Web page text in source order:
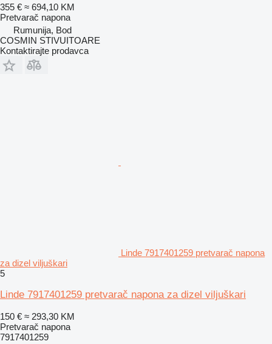
355 € ≈ 694,10 KM
Pretvarač napona
Rumunija, Bod
COSMIN STIVUITOARE
Kontaktirajte prodavca
Linde 7917401259 pretvarač napona
za dizel viljuškari
5
Linde 7917401259 pretvarač napona za dizel viljuškari
150 € ≈ 293,30 KM
Pretvarač napona
7917401259